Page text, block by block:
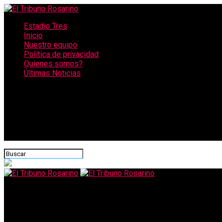
Estadio Tres
Inicio
Nuestro equipo
Política de privacidad
Quienes somos?
Últimas Noticias